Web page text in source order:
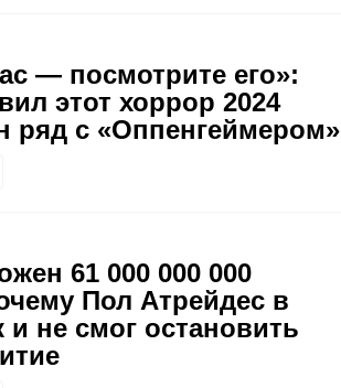
— посмотрите его»:
этот хоррор 2024
ряд с «Оппенгеймером»
61 000 000 000
Пол Атрейдес в
и не смог остановить